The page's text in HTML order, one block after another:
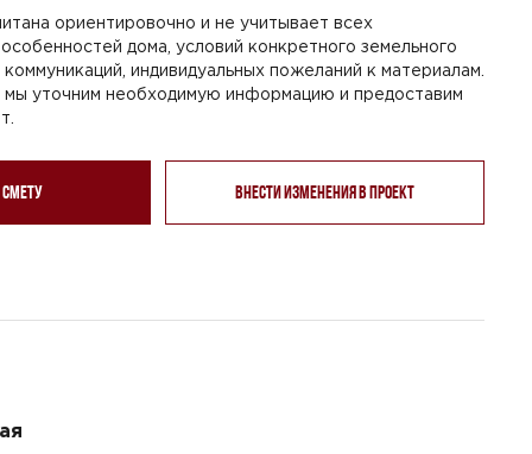
ориентировочно и не учитывает всех
дома, условий конкретного земельного
коммуникаций, индивидуальных пожеланий к материалам.
мы уточним необходимую информацию и предоставим
смету Внести изменения в проект